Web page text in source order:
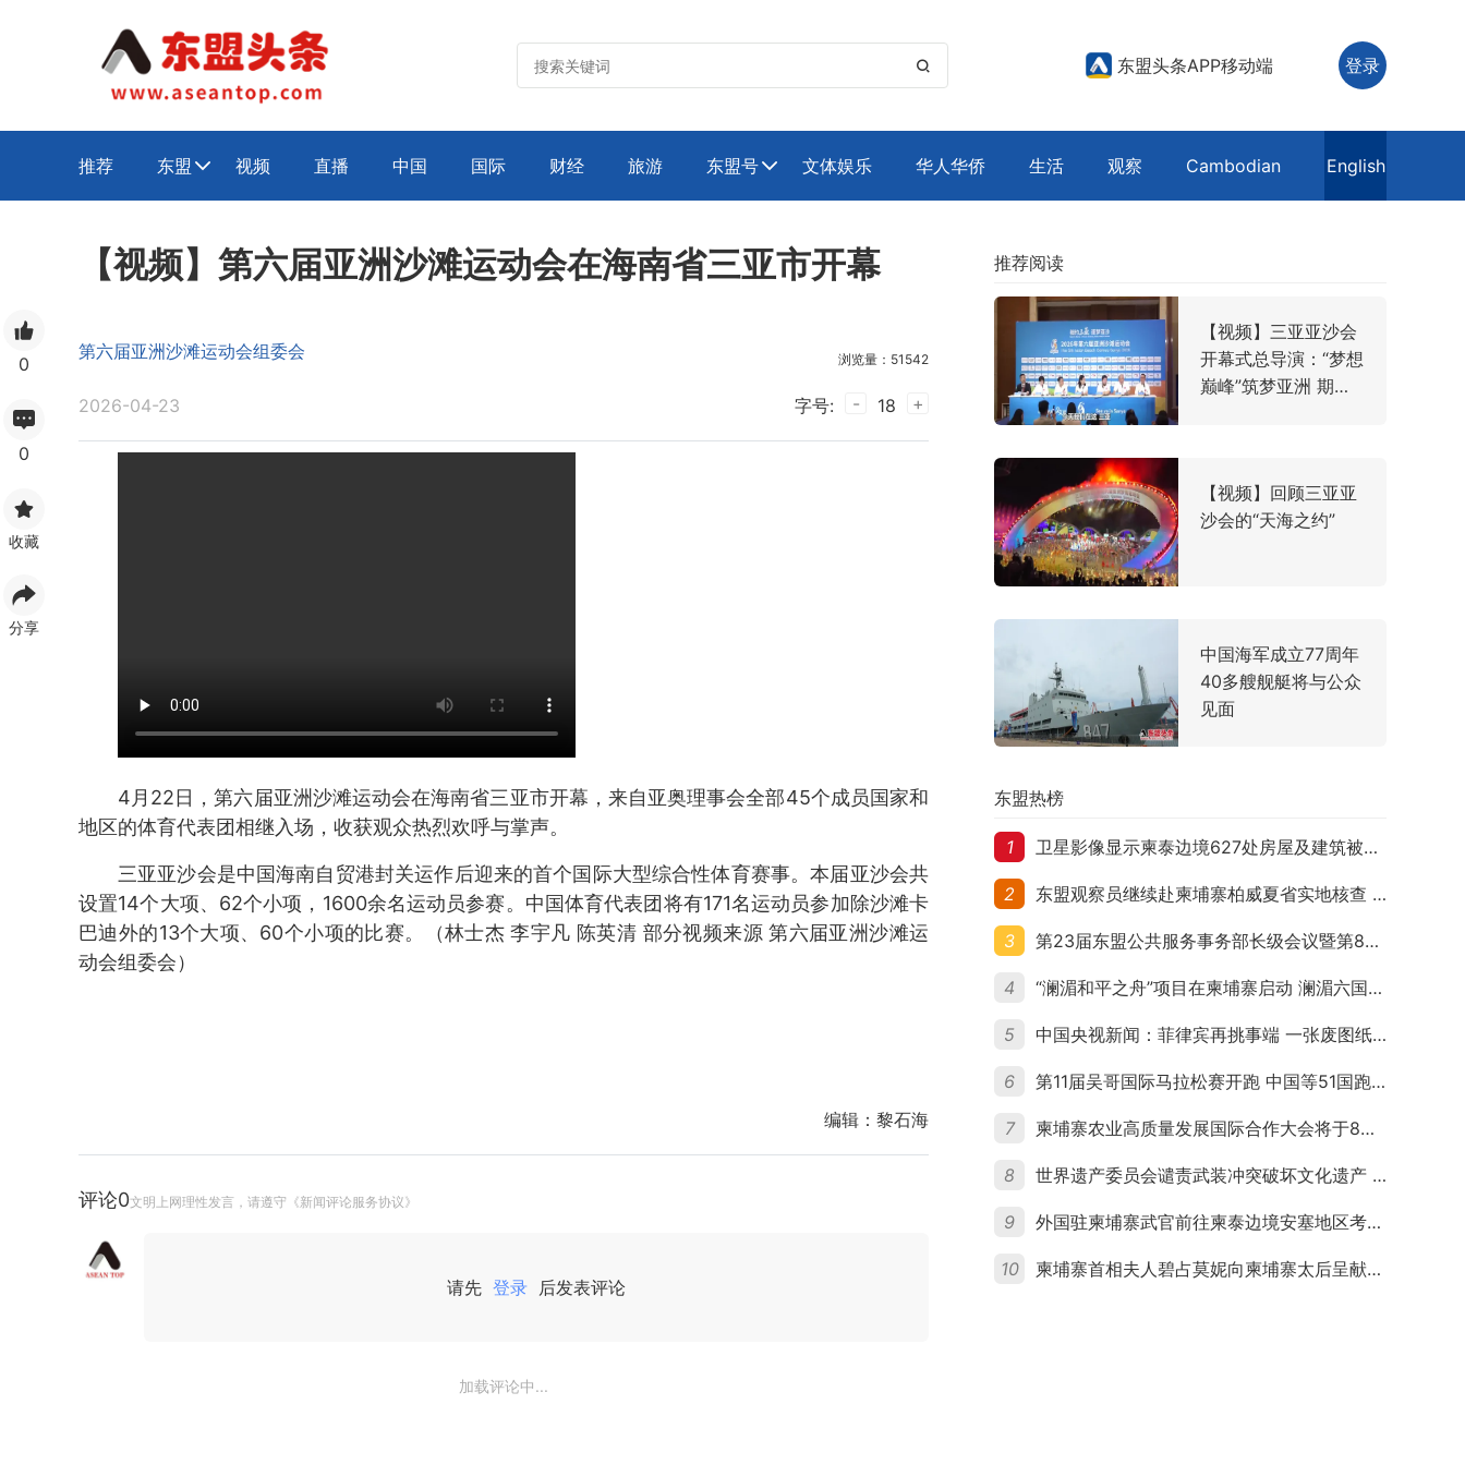
 东盟头条APP移动端 登录
推荐 东盟  视频 直播 中国 国际 财经 旅游 东盟号 文体娱乐 华人华侨 生活 观察 Cambodian English
0
0
收藏
分享
【视频】第六届亚洲沙滩运动会在海南省三亚市开幕
第六届亚洲沙滩运动会组委会 浏览量：51542
2026-04-23 字号: - 18 +
4月22日，第六届亚洲沙滩运动会在海南省三亚市开幕，来自亚奥理事会全部45个成员国家和
地区的体育代表团相继入场，收获观众热烈欢呼与掌声。
三亚亚沙会是中国海南自贸港封关运作后迎来的首个国际大型综合性体育赛事。本届亚沙会共
设置14个大项、62个小项，1600余名运动员参赛。中国体育代表团将有171名运动员参加除沙滩卡
巴迪外的13个大项、60个小项的比赛。（林士杰 李宇凡 陈英清 部分视频来源 第六届亚洲沙滩运
动会组委会）
编辑： 黎石海
评论0文明上网理性发言，请遵守《新闻评论服务协议》
请先 登录 后发表评论
加载评论中...
推荐阅读
【视频】三亚亚沙会
开幕式总导演：“梦想
巅峰”筑梦亚洲 期许
【视频】回顾三亚亚
沙会的“天海之约”
中国海军成立77周年
40多艘舰艇将与公众
见面
东盟热榜
1 卫星影像显示柬泰边境627处房屋及建筑被夷平 人权组织呼吁保护平民财产
2 东盟观察员继续赴柬埔寨柏威夏省实地核查 走访遭袭柬埔寨平民村庄
3 第23届东盟公共服务事务部长级会议暨第8届东盟与中日韩公共服务事务部长级会议在柬埔寨暹粒开幕
4 “澜湄和平之舟”项目在柬埔寨启动 澜湄六国青年共话和平与发展
5 中国央视新闻：菲律宾再挑事端 一张废图纸划不走中国黄岩岛
6 第11届吴哥国际马拉松赛开跑 中国等51国跑者齐聚暹粒
7 柬埔寨农业高质量发展国际合作大会将于8月20日举行
8 世界遗产委员会谴责武装冲突破坏文化遗产 柬埔寨呼吁依法追责并加强国际合作
9 外国驻柬埔寨武官前往柬泰边境安塞地区考察 柬方介绍“危险握手”事件及边境情况
10 柬埔寨首相夫人碧占莫妮向柬埔寨太后呈献世界女童军“卓越领袖奖”